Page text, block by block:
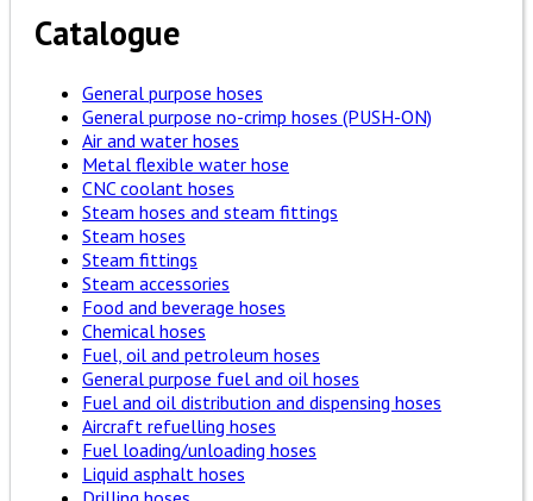
Catalogue
General purpose hoses
General purpose no-crimp hoses (PUSH-ON)
Air and water hoses
Metal flexible water hose
CNC coolant hoses
Steam hoses and steam fittings
Steam hoses
Steam fittings
Steam accessories
Food and beverage hoses
Chemical hoses
Fuel, oil and petroleum hoses
General purpose fuel and oil hoses
Fuel and oil distribution and dispensing hoses
Aircraft refuelling hoses
Fuel loading/unloading hoses
Liquid asphalt hoses